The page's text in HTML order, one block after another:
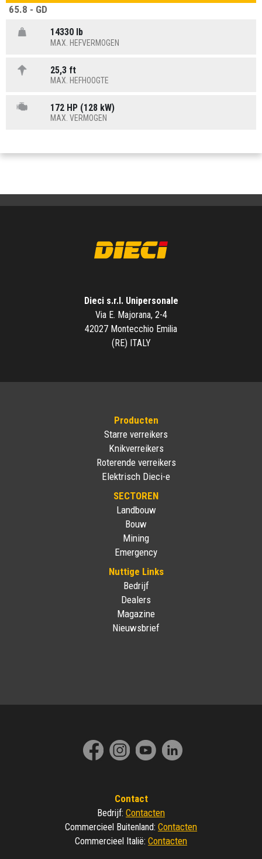
65.8 - GD
14330 lb
MAX. HEFVERMOGEN
25,3 ft
MAX. HEFHOOGTE
172 HP (128 kW)
MAX. VERMOGEN
Dieci s.r.l. Unipersonale
Via E. Majorana, 2-4
42027 Montecchio Emilia
(RE) ITALY
Producten
Starre verreikers
Knikverreikers
Roterende verreikers
Elektrisch Dieci-e
SECTOREN
Landbouw
Bouw
Mining
Emergency
Nuttige Links
Bedrijf
Dealers
Magazine
Nieuwsbrief
Contact
Bedrijf: Contacten
Commercieel Buitenland: Contacten
Commercieel Italië: Contacten